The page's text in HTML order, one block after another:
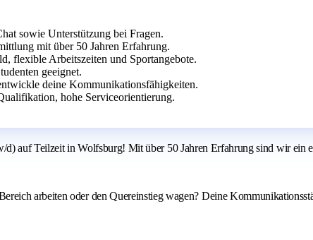
sowie Unterstützung bei Fragen.
mit über 50 Jahren Erfahrung.
flexible Arbeitszeiten und Sportangebote.
geeignet.
deine Kommunikationsfähigkeiten.
hohe Serviceorientierung.
auf Teilzeit in Wolfsburg! Mit über 50 Jahren Erfahrung sind wir ein
arbeiten oder den Quereinstieg wagen? Deine